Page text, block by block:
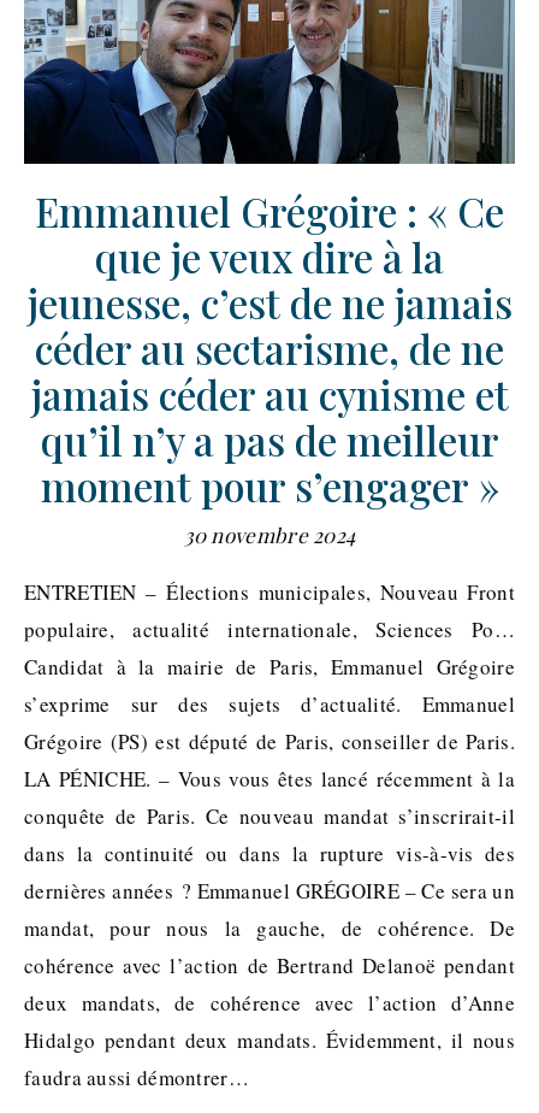
Emmanuel Grégoire : « Ce
que je veux dire à la
jeunesse, c’est de ne jamais
céder au sectarisme, de ne
jamais céder au cynisme et
qu’il n’y a pas de meilleur
moment pour s’engager »
30 novembre 2024
ENTRETIEN – Élections municipales, Nouveau Front
populaire, actualité internationale, Sciences Po…
Candidat à la mairie de Paris, Emmanuel Grégoire
s’exprime sur des sujets d’actualité. Emmanuel
Grégoire (PS) est député de Paris, conseiller de Paris.
LA PÉNICHE. – Vous vous êtes lancé récemment à la
conquête de Paris. Ce nouveau mandat s’inscrirait-il
dans la continuité ou dans la rupture vis-à-vis des
dernières années ? Emmanuel GRÉGOIRE – Ce sera un
mandat, pour nous la gauche, de cohérence. De
cohérence avec l’action de Bertrand Delanoë pendant
deux mandats, de cohérence avec l’action d’Anne
Hidalgo pendant deux mandats. Évidemment, il nous
faudra aussi démontrer…